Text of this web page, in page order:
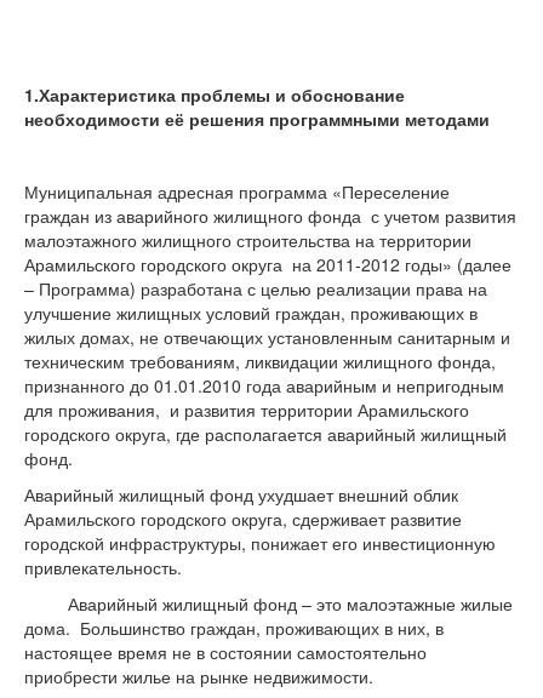
1.Характеристика проблемы и обоснование
необходимости её решения программными методами
Муниципальная адресная программа «Переселение
граждан из аварийного жилищного фонда с учетом развития
малоэтажного жилищного строительства на территории
Арамильского городского округа на 2011-2012 годы» (далее
– Программа) разработана с целью реализации права на
улучшение жилищных условий граждан, проживающих в
жилых домах, не отвечающих установленным санитарным и
техническим требованиям, ликвидации жилищного фонда,
признанного до 01.01.2010 года аварийным и непригодным
для проживания, и развития территории Арамильского
городского округа, где располагается аварийный жилищный
фонд.
Аварийный жилищный фонд ухудшает внешний облик
Арамильского городского округа, сдерживает развитие
городской инфраструктуры, понижает его инвестиционную
привлекательность.
Аварийный жилищный фонд – это малоэтажные жилые
дома. Большинство граждан, проживающих в них, в
настоящее время не в состоянии самостоятельно
приобрести жилье на рынке недвижимости.